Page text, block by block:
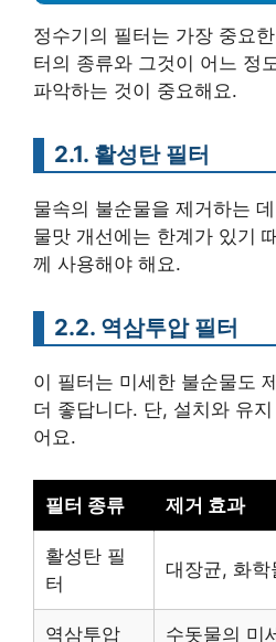
정수기의 필터는 가장 중요
터의 종류와 그것이 어느 정
파악하는 것이 중요해요.
2.1. 활성탄 필터
물속의 불순물을 제거하는
물맛 개선에는 한계가 있기
께 사용해야 해요.
2.2. 역삼투압 필터
이 필터는 미세한 불순물도
더 좋답니다. 단, 설치와 유
어요.
필터 종류 제거 효과
활성탄 필
터
대장균, 화학
역삼투압 수돗물의 미